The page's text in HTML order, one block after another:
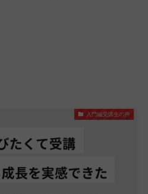
入門編受講生の声